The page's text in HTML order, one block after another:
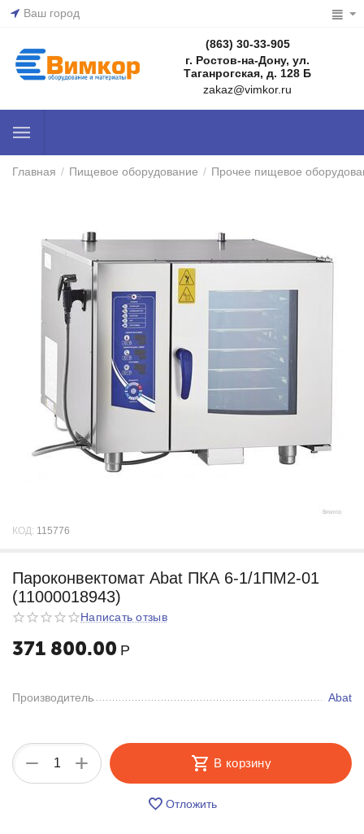
Ваш город
(863) 30-33-905
г. Ростов-на-Дону, ул.
Таганрогская, д. 128 Б
zakaz@vimkor.ru
Главная / Пищевое оборудование / Прочее пищевое
КОД: 115776
Пароконвектомат Abat ПКА 6-1/1ПМ2-01
(11000018943)
Написать отзыв
371 800.00 Р
Производитель Abat
+
− В корзину
Отложить